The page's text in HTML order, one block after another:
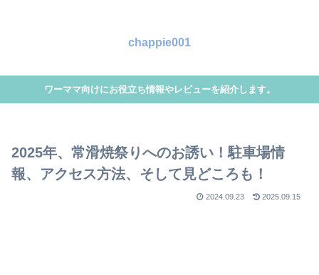
chappie001
ワーママ向けにお役立ち情報やレビューを紹介します。
2025年、常滑焼祭りへのお誘い！駐車場情
報、アクセス方法、そして見どころも！
2024.09.23 2025.09.15